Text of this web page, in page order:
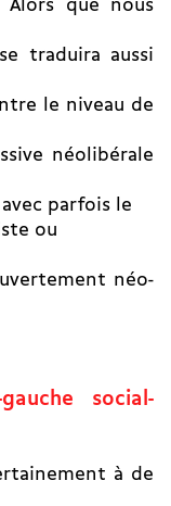
Alors que nous
traduira aussi
le niveau de
néolibérale
parfois le
ou
néo-
social-
à de